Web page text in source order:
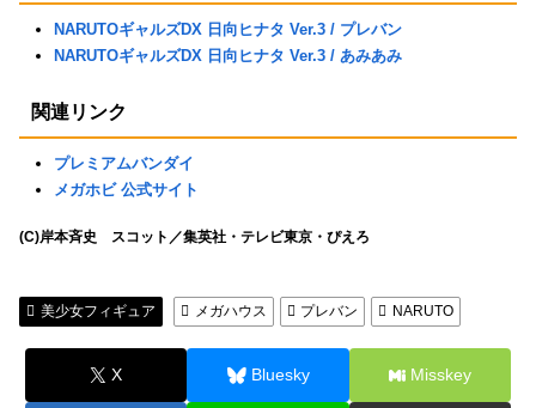
NARUTOギャルズDX 日向ヒナタ Ver.3 / プレバン
NARUTOギャルズDX 日向ヒナタ Ver.3 / あみあみ
関連リンク
プレミアムバンダイ
メガホビ 公式サイト
(C)岸本斉史 スコット／集英社・テレビ東京・ぴえろ
美少女フィギュア メガハウス プレバン NARUTO
X Bluesky Misskey